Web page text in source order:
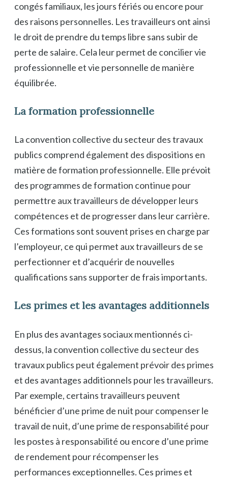
congés familiaux, les jours fériés ou encore pour
des raisons personnelles. Les travailleurs ont ainsi
le droit de prendre du temps libre sans subir de
perte de salaire. Cela leur permet de concilier vie
professionnelle et vie personnelle de manière
équilibrée.
La formation professionnelle
La convention collective du secteur des travaux
publics comprend également des dispositions en
matière de formation professionnelle. Elle prévoit
des programmes de formation continue pour
permettre aux travailleurs de développer leurs
compétences et de progresser dans leur carrière.
Ces formations sont souvent prises en charge par
l’employeur, ce qui permet aux travailleurs de se
perfectionner et d’acquérir de nouvelles
qualifications sans supporter de frais importants.
Les primes et les avantages additionnels
En plus des avantages sociaux mentionnés ci-
dessus, la convention collective du secteur des
travaux publics peut également prévoir des primes
et des avantages additionnels pour les travailleurs.
Par exemple, certains travailleurs peuvent
bénéficier d’une prime de nuit pour compenser le
travail de nuit, d’une prime de responsabilité pour
les postes à responsabilité ou encore d’une prime
de rendement pour récompenser les
performances exceptionnelles. Ces primes et